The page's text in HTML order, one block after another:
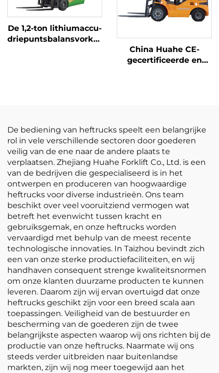
De 1,2-ton lithiumaccu-
driepuntsbalansvorkheftruck
China Huahe CE-
gecertificeerde en
De bediening van heftrucks speelt een belangrijke
rol in vele verschillende sectoren door goederen
veilig van de ene naar de andere plaats te
verplaatsen. Zhejiang Huahe Forklift Co., Ltd. is een
van de bedrijven die gespecialiseerd is in het
ontwerpen en produceren van hoogwaardige
heftrucks voor diverse industrieën. Ons team
beschikt over veel vooruitziend vermogen wat
betreft het evenwicht tussen kracht en
gebruiksgemak, en onze heftrucks worden
vervaardigd met behulp van de meest recente
technologische innovaties. In Taizhou bevindt zich
een van onze sterke productiefaciliteiten, en wij
handhaven consequent strenge kwaliteitsnormen
om onze klanten duurzame producten te kunnen
leveren. Daarom zijn wij ervan overtuigd dat onze
heftrucks geschikt zijn voor een breed scala aan
toepassingen. Veiligheid van de bestuurder en
bescherming van de goederen zijn de twee
belangrijkste aspecten waarop wij ons richten bij de
productie van onze heftrucks. Naarmate wij ons
steeds verder uitbreiden naar buitenlandse
markten, zijn wij nog meer toegewijd aan het